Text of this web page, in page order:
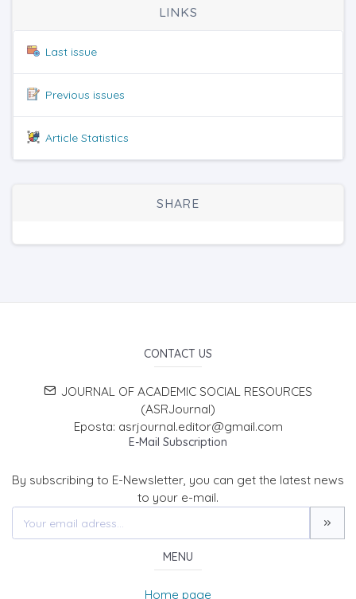
LINKS
Last issue
Previous issues
Article Statistics
SHARE
CONTACT US
JOURNAL OF ACADEMIC SOCIAL RESOURCES
(ASRJournal)
Eposta: asrjournal.editor@gmail.com
E-Mail Subscription
By subscribing to E-Newsletter, you can get the latest news
to your e-mail.
MENU
Home page